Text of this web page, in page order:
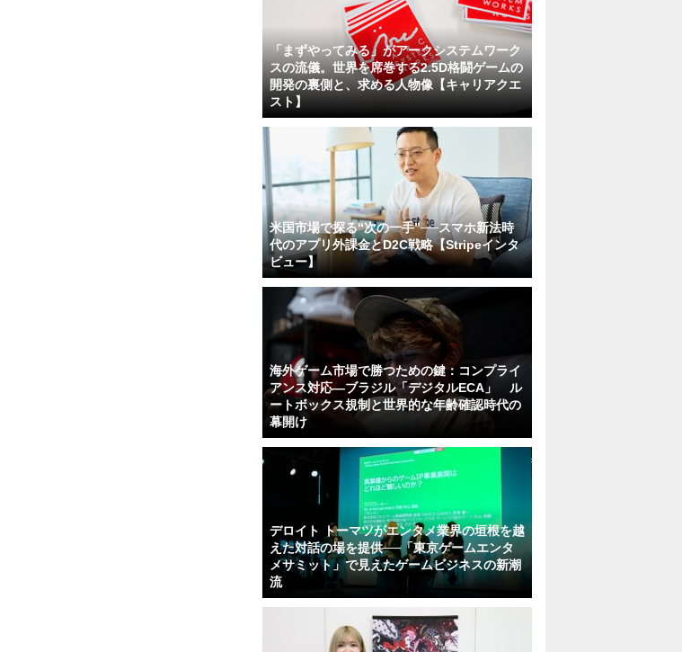
「まずやってみる」がアークシステムワーク
スの流儀。世界を席巻する2.5D格闘ゲームの
開発の裏側と、求める人物像【キャリアクエ
スト】
米国市場で探る“次の一手”──スマホ新法時
代のアプリ外課金とD2C戦略【Stripeインタ
ビュー】
海外ゲーム市場で勝つための鍵：コンプライ
アンス対応—ブラジル「デジタルECA」 ル
ートボックス規制と世界的な年齢確認時代の
幕開け
デロイト トーマツがエンタメ業界の垣根を越
えた対話の場を提供──「東京ゲームエンタ
メサミット」で見えたゲームビジネスの新潮
流